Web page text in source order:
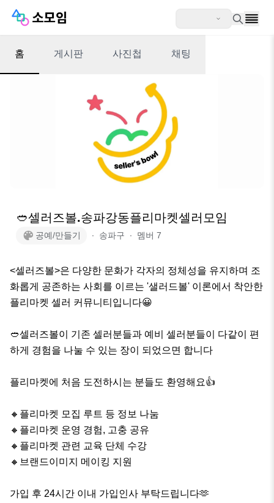
홈 게시판 사진첩 채팅
🥙셀러즈볼.송파강동플리마켓셀러모임
공예/만들기 ∙ 송파구 ∙ 멤버 7
<셀러즈볼>은 다양한 문화가 각자의 정체성을 유지하며 조
화롭게 공존하는 사회를 이르는 '샐러드볼' 이론에서 착안한
플리마켓 셀러 커뮤니티입니다😀
🥙셀러즈볼이 기존 셀러분들과 예비 셀러분들이 다같이 편
하게 경험을 나눌 수 있는 장이 되었으면 합니다
플리마켓에 처음 도전하시는 분들도 환영해요👍
🔸️플리마켓 모집 루트 등 정보 나눔
🔸️플리마켓 운영 경험, 고충 공유
🔸️플리마켓 관련 교육 단체 수강
🔸️브랜드이미지 메이킹 지원
가입 후 24시간 이내 가입인사 부탁드립니다🫶